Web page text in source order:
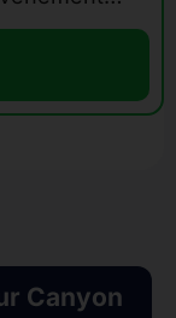
Canyon